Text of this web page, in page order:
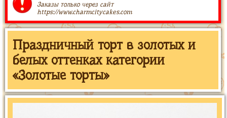
Заказы только через сайт
https://www.charmcitycakes.com
Праздничный торт в золотых и
белых оттенках категории
«Золотые торты»